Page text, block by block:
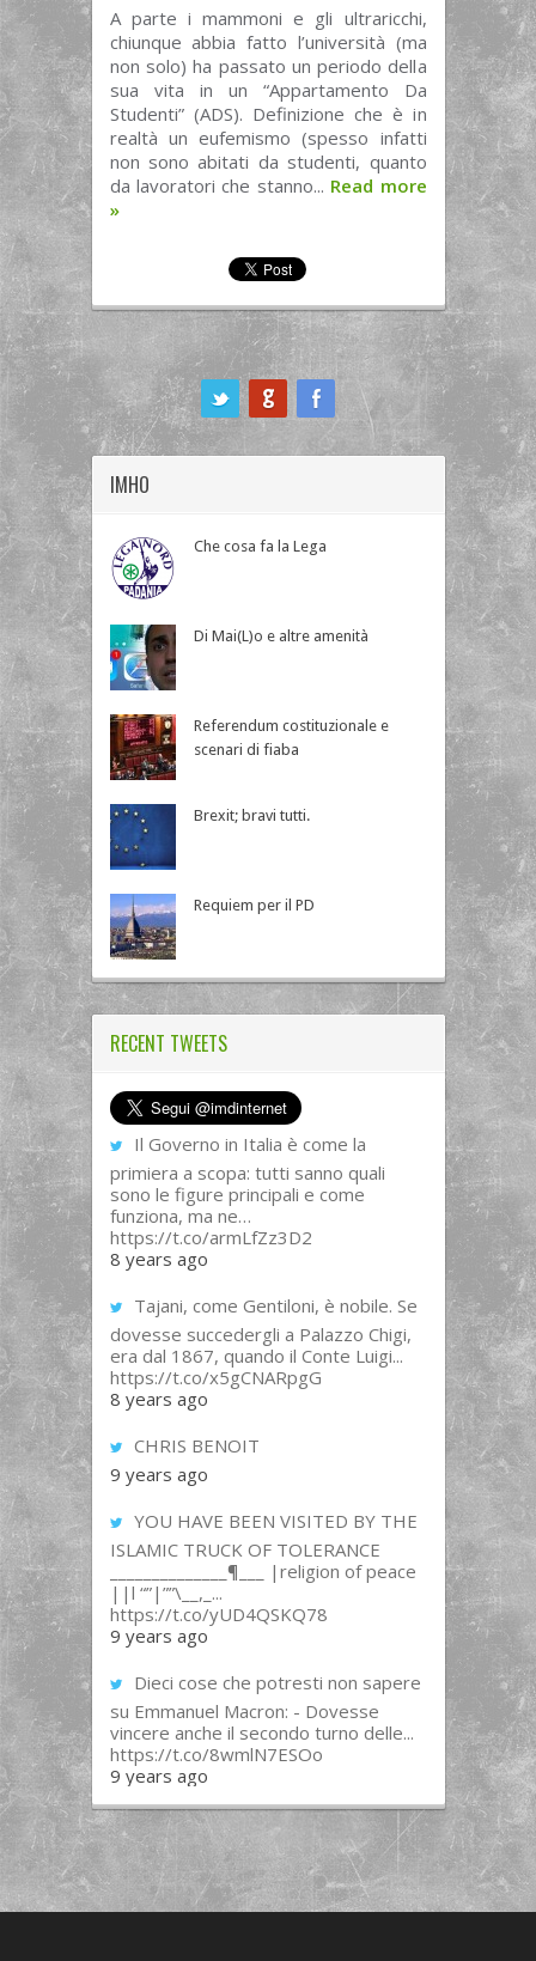
A parte i mammoni e gli ultraricchi,
chiunque abbia fatto l’università (ma
non solo) ha passato un periodo della
sua vita in un “Appartamento Da
Studenti” (ADS). Definizione che è in
realtà un eufemismo (spesso infatti
non sono abitati da studenti, quanto
da lavoratori che stanno... Read more
»
IMHO
Che cosa fa la Lega
Di Mai(L)o e altre amenità
Referendum costituzionale e
scenari di fiaba
Brexit; bravi tutti.
Requiem per il PD
RECENT TWEETS
Il Governo in Italia è come la
primiera a scopa: tutti sanno quali
sono le figure principali e come
funziona, ma ne…
https://t.co/armLfZz3D2
8 years ago
Tajani, come Gentiloni, è nobile. Se
dovesse succedergli a Palazzo Chigi,
era dal 1867, quando il Conte Luigi...
https://t.co/x5gCNARpgG
8 years ago
CHRIS BENOIT
9 years ago
YOU HAVE BEEN VISITED BY THE
ISLAMIC TRUCK OF TOLERANCE
______________¶___ |religion of peace
||l “”|””\__,_...
https://t.co/yUD4QSKQ78
9 years ago
Dieci cose che potresti non sapere
su Emmanuel Macron: - Dovesse
vincere anche il secondo turno delle...
https://t.co/8wmlN7ESOo
9 years ago